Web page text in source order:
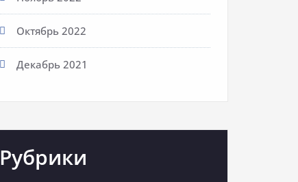
Октябрь 2022
Декабрь 2021
Рубрики